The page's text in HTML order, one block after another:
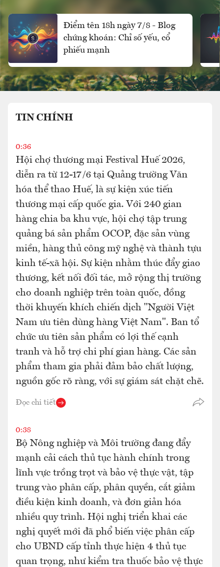
Điểm tên 18h ngày 7/8 - Blog
chứng khoán: Chỉ số yếu, cổ
phiếu mạnh
TIN CHÍNH
0:36
Hội chợ thương mại Festival Huế 2026,
diễn ra từ 12-17/6 tại Quảng trường Văn
hóa thể thao Huế, là sự kiện xúc tiến
thương mại cấp quốc gia. Với 240 gian
hàng chia ba khu vực, hội chợ tập trung
quảng bá sản phẩm OCOP, đặc sản vùng
miền, hàng thủ công mỹ nghệ và thành tựu
kinh tế-xã hội. Sự kiện nhằm thúc đẩy giao
thương, kết nối đối tác, mở rộng thị trường
cho doanh nghiệp trên toàn quốc, đồng
thời khuyến khích chiến dịch "Người Việt
Nam ưu tiên dùng hàng Việt Nam". Ban tổ
chức ưu tiên sản phẩm có lợi thế cạnh
tranh và hỗ trợ chi phí gian hàng. Các sản
phẩm tham gia phải đảm bảo chất lượng,
nguồn gốc rõ ràng, với sự giám sát chặt chẽ.
Đọc chi tiết
0:38
Bộ Nông nghiệp và Môi trường đang đẩy
mạnh cải cách thủ tục hành chính trong
lĩnh vực trồng trọt và bảo vệ thực vật, tập
trung vào phân cấp, phân quyền, cắt giảm
điều kiện kinh doanh, và đơn giản hóa
nhiều quy trình. Hội nghị triển khai các
nghị quyết mới đã phổ biến việc phân cấp
cho UBND cấp tỉnh thực hiện 4 thủ tục
quan trọng, như kiểm tra thuốc bảo vệ thực